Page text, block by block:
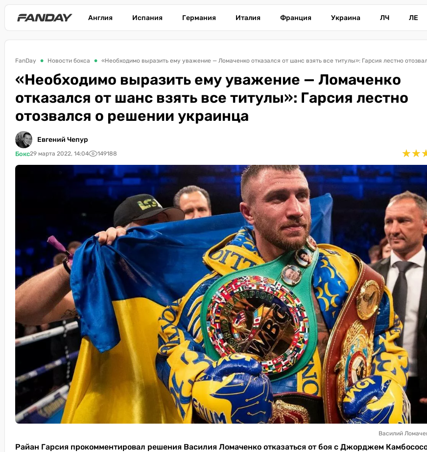
Англия Испания Германия Италия Франция Украина ЛЧ ЛЕ
FanDay Новости бокса
«Необходимо выразить ему уважение — Ломаченко
отказался от шанс взять все титулы»: Гарсия лестно
отозвался о решении украинца
Евгений Чепур
Бокс29 марта 2022, 14:04 149188 ★★
★★
Василий
Райан Гарсия прокомментировал решения Василия Ломаченко отказаться от боя с Джорджем